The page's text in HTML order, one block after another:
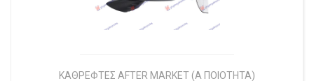
ΚΑΘΡΕΦΤΕΣ AFTER MARKET (Α ΠΟΙΟΤΗΤΑ)